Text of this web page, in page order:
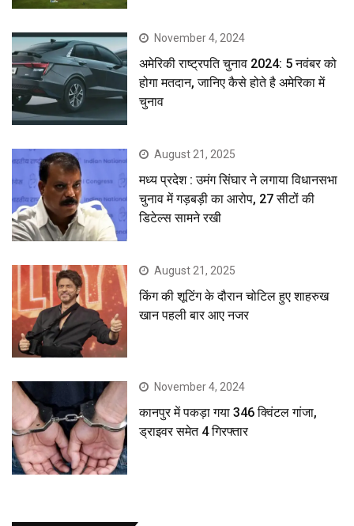
November 4, 2024
अमेरिकी राष्ट्रपति चुनाव 2024: 5 नवंबर को
होगा मतदान, जानिए कैसे होते है अमेरिका में
चुनाव
August 21, 2025
मध्य प्रदेश : उमंग सिंघार ने लगाया विधानसभा
चुनाव में गड़बड़ी का आरोप, 27 सीटों की
डिटेल्स सामने रखी
August 21, 2025
किंग की शूटिंग के दौरान चोटिल हुए शाहरुख
खान पहली बार आए नजर
November 4, 2024
कानपुर में पकड़ा गया 346 क्विंटल गांजा,
ड्राइवर समेत 4 गिरफ्तार